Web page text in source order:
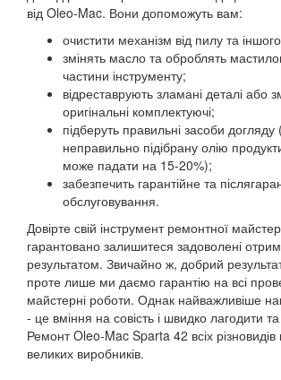
від Oleo-Mac. Вони допоможуть вам:
очистити механізм від пилу та
змінять масло та оброблять
частини інструменту;
відреставрують зламані деталі або
оригінальні комплектуючі;
підберуть правильні засоби догляду
неправильно підібрану олію
може падати на 15-20%);
забезпечить гарантійне та
обслуговування.
Довірте свій інструмент ремонтної
гарантовано залишитеся задоволені
результатом. Звичайно ж, добрий
проте лише ми даємо гарантію на всі
майстерні роботи. Однак найважливіше
- це вміння на совість і швидко лагодити
Ремонт Oleo-Mac Sparta 42 всіх різновидів
великих виробників.